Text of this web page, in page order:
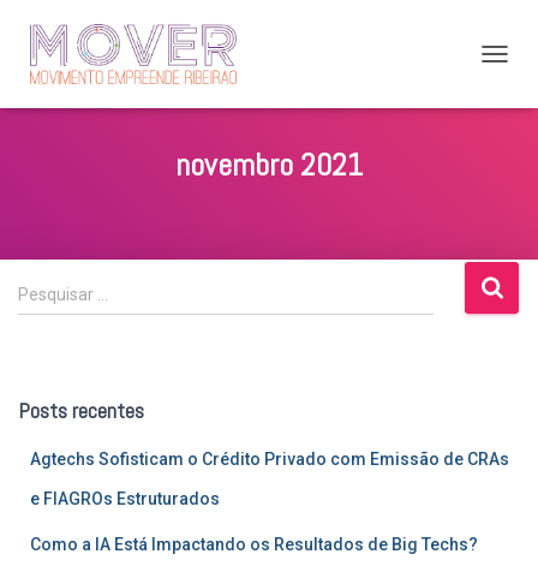
novembro 2021
P
e
i
Pesquisar …
Posts recentes
Agtechs Sofisticam o Crédito Privado com Emissão de CRAs
e FIAGROs Estruturados
Como a IA Está Impactando os Resultados de Big Techs?